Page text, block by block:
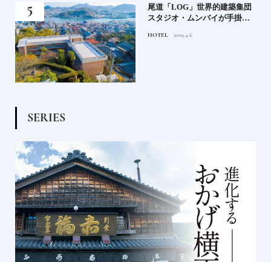
尾道「LOG」世界的建築集団
スタジオ・ムンバイが手掛け
HOTEL 2019.4.6
SERIES